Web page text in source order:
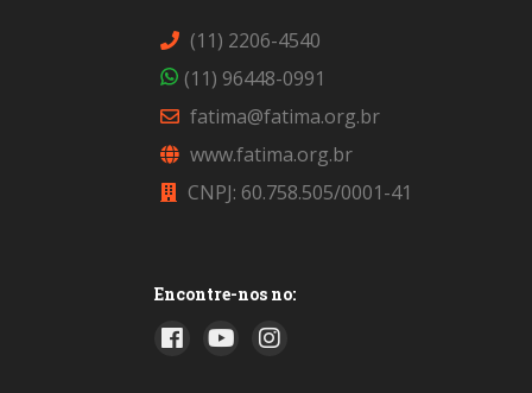
(11) 2206-4540
(11) 96448-0991
fatima@fatima.org.br
www.fatima.org.br
CNPJ: 60.758.505/0001-41
Encontre-nos no: